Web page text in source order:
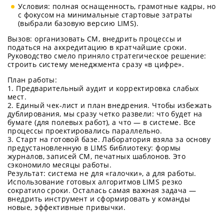
Условия: полная оснащенность, грамотные кадры, но
с фокусом на минимальные стартовые затраты
(выбрали базовую версию LIMS).
Вызов: организовать СМ, внедрить процессы и
податься на аккредитацию в кратчайшие сроки.
Руководство смело приняло стратегическое решение:
строить систему менеджмента сразу «в цифре».
План работы:
1. Предварительный аудит и корректировка слабых
мест.
2. Единый чек-лист и план внедрения. Чтобы избежать
дублирования, мы сразу четко развели: что будет на
бумаге (для полевых работ), а что — в системе. Все
процессы проектировались параллельно.
3. Старт на готовой базе. Лаборатория взяла за основу
предустановленную в LIMS библиотеку: формы
журналов, записей СМ, печатных шаблонов. Это
сэкономило месяцы работы.
Результат: система не для «галочки», а для работы.
Использование готовых алгоритмов LIMS резко
сократило сроки. Осталась самая важная задача —
внедрить инструмент и сформировать у команды
новые, эффективные привычки.